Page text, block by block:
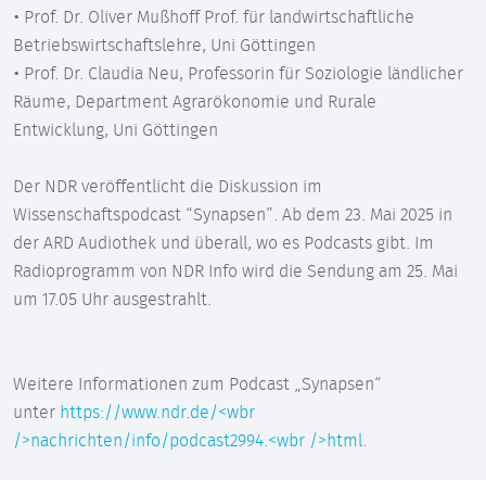
• Prof. Dr. Oliver Mußhoff Prof. für landwirtschaftliche
Betriebswirtschaftslehre, Uni Göttingen
• Prof. Dr. Claudia Neu, Professorin für Soziologie ländlicher
Räume, Department Agrarökonomie und Rurale
Entwicklung, Uni Göttingen
Der NDR veröffentlicht die Diskussion im
Wissenschaftspodcast “Synapsen”. Ab dem 23. Mai 2025 in
der ARD Audiothek und überall, wo es Podcasts gibt. Im
Radioprogramm von NDR Info wird die Sendung am 25. Mai
um 17.05 Uhr ausgestrahlt.
Weitere Informationen zum Podcast „Synapsen“
unter https://www.ndr.de/<wbr
/>nachrichten/info/podcast2994.<wbr />html